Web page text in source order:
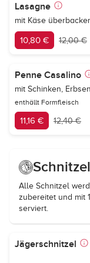
Lasagne
mit Käse
10,80 € 12,00 €
Penne Casalino
mit Schinken,
enthällt Formfleisch
11,16 € 12,40 €
Schnitzel
Alle Schnitzel
zubereitet und mit
serviert.
Jägerschnitzel